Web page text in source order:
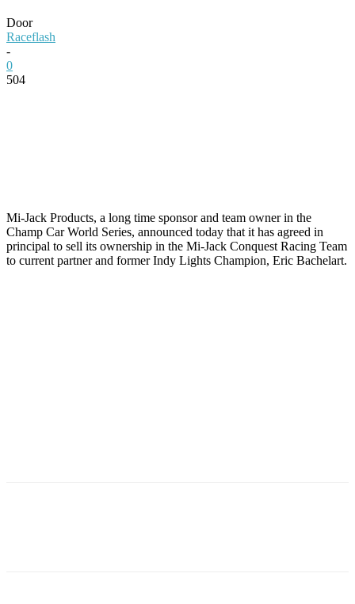
Door
Raceflash
-
0
504
Mi-Jack Products, a long time sponsor and team owner in the
Champ Car World Series, announced today that it has agreed in
principal to sell its ownership in the Mi-Jack Conquest Racing Team
to current partner and former Indy Lights Champion, Eric Bachelart.